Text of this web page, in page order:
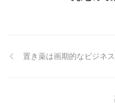
置き薬は画期的なビジネ